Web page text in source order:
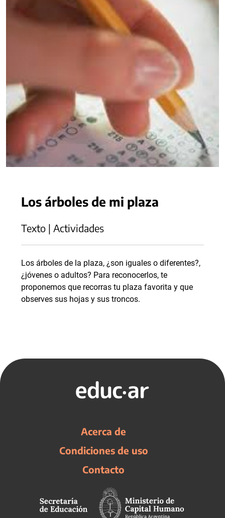
Los árboles de mi plaza
Texto | Actividades
Los árboles de la plaza, ¿son iguales o diferentes?,
¿jóvenes o adultos? Para reconocerlos, te
proponemos que recorras tu plaza favorita y que
observes sus hojas y sus troncos.
Acerca de
Condiciones de uso
Contacto